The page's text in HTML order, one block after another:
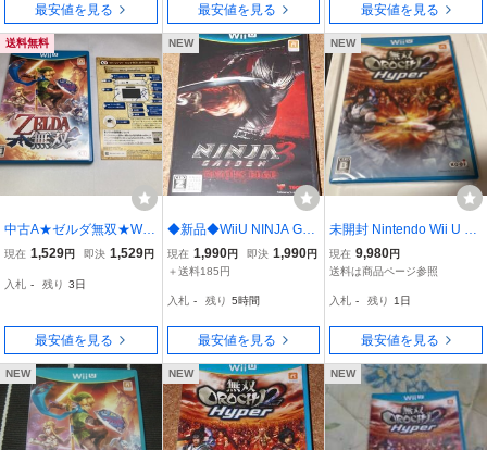
最安値を見る 最安値を見る 最安値を見る
送料無料
中古A★ゼルダ無双★Wii
Uソフト
現在 1,529円 即決 1,529円
入札 - 残り 3日
最安値を見る
NEW
◆新品◆WiiU NINJA GAI
DEN 3:Razor's Edge ニン
ジャガイデン3
現在 1,990円 即決 1,990円
＋送料185円
入札 - 残り 5時間
最安値を見る
NEW
未開封 Nintendo Wii U 無
双OROCHI2 HYPER ハイ
パー 無双オロチ2 ニンテ
ーユー ゲームソフト 未使
用品 新品
現在 9,980円
送料は商品ページ参照
入札 - 残り 1日
最安値を見る
NEW NEW NEW